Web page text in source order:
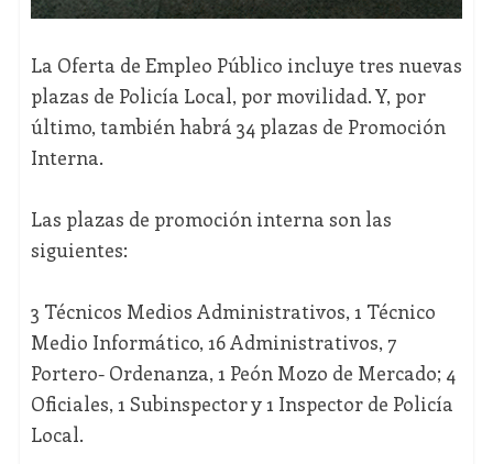
La Oferta de Empleo Público incluye tres nuevas
plazas de Policía Local, por movilidad. Y, por
último, también habrá 34 plazas de Promoción
Interna.
Las plazas de promoción interna son las
siguientes:
3 Técnicos Medios Administrativos, 1 Técnico
Medio Informático, 16 Administrativos, 7
Portero- Ordenanza, 1 Peón Mozo de Mercado; 4
Oficiales, 1 Subinspector y 1 Inspector de Policía
Local.